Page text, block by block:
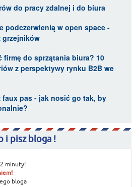
do pracy zdalnej i do biura
podczerwienią w open space -
grzejników
firmę do sprzątania biura? 10
z perspektywy rynku B2B we
faux pas - jak nosić go tak, by
i pisz bloga !
minuty!
bloga